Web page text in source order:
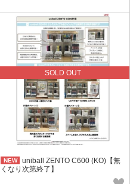
SOLD OUT
NEW
uniball ZENTO C600 (KO)【無
くなり次第終了】